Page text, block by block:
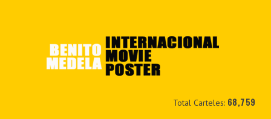
Total Carteles: 68,759